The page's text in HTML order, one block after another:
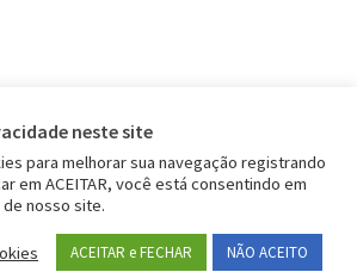
neste site
para melhorar sua navegação registrando
em ACEITAR, você está consentindo em
nosso site.
ACEITAR e FECHAR NÃO ACEITO